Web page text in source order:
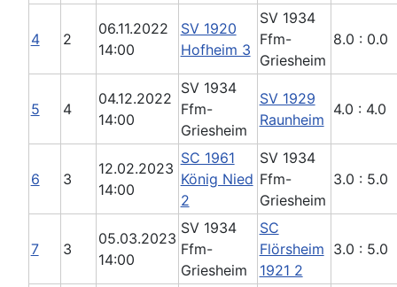
4 2
06.11.2022
14:00
SV 1920
Hofheim 3
SV 1934
Ffm-
Griesheim
8.0 : 0.0
5 4
04.12.2022
14:00
SV 1934
Ffm-
Griesheim
SV 1929
Raunheim
4.0 : 4.0
6 3
12.02.2023
14:00
SC 1961
König Nied
2
SV 1934
Ffm-
Griesheim
3.0 : 5.0
7 3
05.03.2023
14:00
SV 1934
Ffm-
Griesheim
SC
Flörsheim
1921 2
3.0 : 5.0